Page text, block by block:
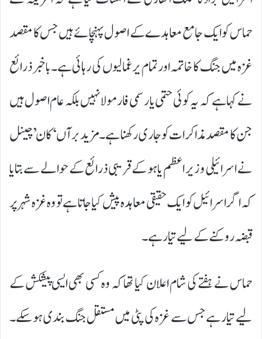
حماس کو ایک جامع معاہدے کے اصول پہنچائے ہیں جس کا مقصد
غزہ میں جنگ کا خاتمہ اور تمام یرغمالیوں کی رہائی ہے۔باخبر ذرائع
نے کہا ہے کہ یہ کوئی حتمی یا رسمی فارمولا نہیں بلکہ عام اصول ہیں
جن کا مقصد مذاکرات کو جاری رکھنا ہے۔ مزید برآں ‘کان’ چینل
نے اسرائیلی وزیر اعظم یاہو کے قریبی ذرائع کے حوالے سے بتایا
کہ اگر اسرائیل کو ایک حقیقی معاہدہ پیش کیا جاتا ہے تو وہ غزہ شہر پر
قبضہ روکنے کے لیے تیار ہے۔
حماس نے ہفتے کی شام اعلان کیا تھا کہ وہ کسی بھی ایسی پیشکش کے
لیے تیار ہے جس سے غزہ کی پٹی میں مستقل جنگ بندی ہو سکے۔